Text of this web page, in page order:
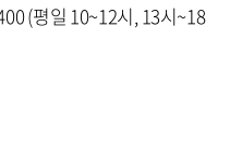
(평일 10~12시, 13시~18